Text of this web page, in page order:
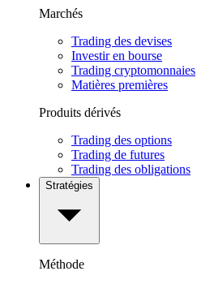
Marchés
Trading des devises
Investir en bourse
Trading cryptomonnaies
Matières premières
Produits dérivés
Trading des options
Trading de futures
Trading des obligations
Stratégies
Méthode